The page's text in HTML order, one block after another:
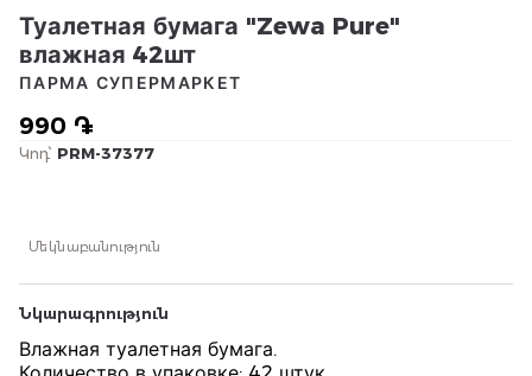
Туалетная бумага "Zewa Pure"
влажная 42шт
990 ֏
ПАРМА СУПЕРМАРКЕТ
Կոդ՝ PRM-37377
Մեկնաբանություն
Նկարագրություն
Влажная туалетная бумага.